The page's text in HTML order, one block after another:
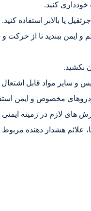
کنید.
یا بالابر استفاده کنید.
ایمن ببندید تا از حرکت و
نکشید.
و سایر مواد قابل اشتعال
مخصوص و ایمن
های لازم در زمینه ایمنی
علائم هشدار دهنده مربوط